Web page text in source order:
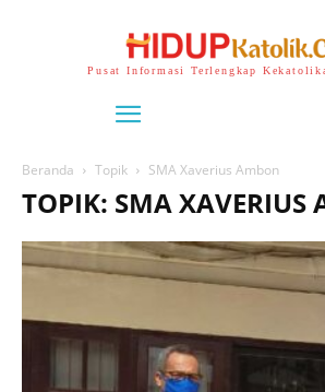
Pusat Informasi Terlengkap
Beranda Topik SMA Xaverius Ambon
TOPIK: SMA XAVERIUS